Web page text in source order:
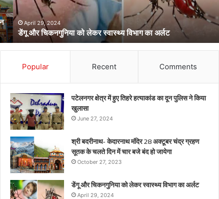
का
अर्लटApril 29, 2024
डेंगू और चिकनगुनिया को लेकर स्वास्थ्य विभाग का अर्लट
Popular Recent Comments
पटेलनगर क्षेत्र में हुए तिहरे हत्याकांड का दून पुलिस ने किया
खुलासा
June 27, 2024
श्री बदरीनाथ- केदारनाथ मंदिर 28 अक्टूबर चंद्र ग्रहण
सूतक के चलते दिन में चार बजे बंद हो जायेगा
October 27, 2023
डेंगू और चिकनगुनिया को लेकर स्वास्थ्य विभाग का अर्लट
April 29, 2024